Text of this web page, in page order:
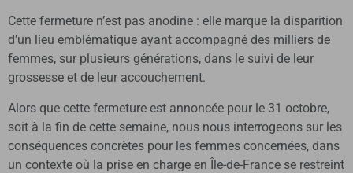
Cette fermeture n’est pas anodine : elle marque la disparition
d’un lieu emblématique ayant accompagné des milliers de
femmes, sur plusieurs générations, dans le suivi de leur
grossesse et de leur accouchement.
Alors que cette fermeture est annoncée pour le 31 octobre,
soit à la fin de cette semaine, nous nous interrogeons sur les
conséquences concrètes pour les femmes concernées, dans
un contexte où la prise en charge en Île-de-France se restreint